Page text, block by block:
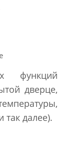
функций
дверце,
так далее).